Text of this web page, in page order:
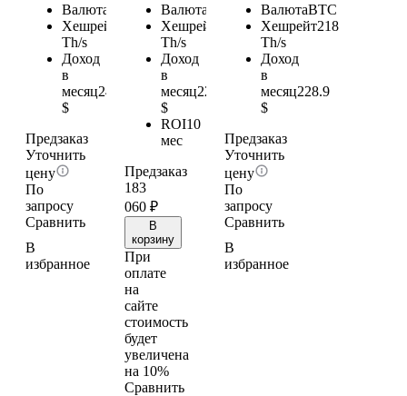
Валюта
Хешрейт
Th/s
Доход
в
месяц247.8
$
Предзаказ
Уточнить
цену
По
запросу
Сравнить
В
избранное
Валюта
Хешрейт
Th/s
Доход
в
месяц220.5
$
ROI10
мес
Предзаказ
183
060₽
В
корзину
При
оплате
на
сайте
стоимость
будет
увеличена
на 10%
Сравнить
ВалютаBTC
Хешрейт218
Th/s
Доход
в
месяц228.9
$
Предзаказ
Уточнить
цену
По
запросу
Сравнить
В
избранное